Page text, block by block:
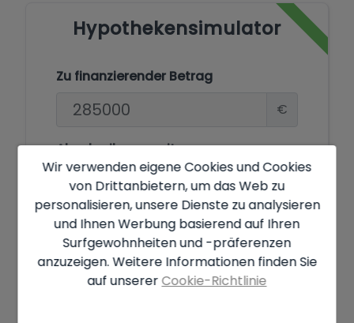
Hypothekensimulator
Zu finanzierender Betrag
€
Abschreibungszeitraum
Jahre
Zinssatz
%
Wir verwenden eigene Cookies und Cookies
von Drittanbietern, um das Web zu
personalisieren, unsere Dienste zu analysieren
und Ihnen Werbung basierend auf Ihren
Surfgewohnheiten und -präferenzen
anzuzeigen. Weitere Informationen finden Sie
auf unserer Cookie-Richtlinie